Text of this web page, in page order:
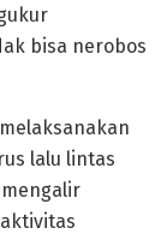
bisa nerobos
lalu lintas